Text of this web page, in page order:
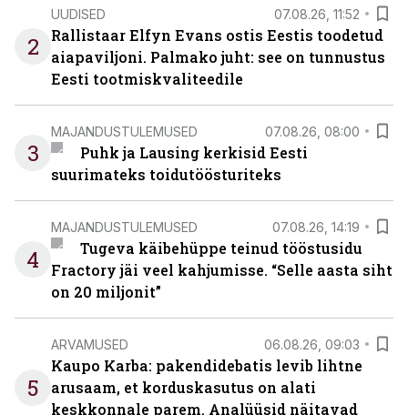
2
UUDISED 07.08.26, 11:52
Rallistaar Elfyn Evans ostis Eestis toodetud
aiapaviljoni. Palmako juht: see on tunnustus
Eesti tootmiskvaliteedile
3
MAJANDUSTULEMUSED 07.08.26, 08:00
Puhk ja Lausing kerkisid Eesti
suurimateks toidutöösturiteks
4
MAJANDUSTULEMUSED 07.08.26, 14:19
Tugeva käibehüppe teinud tööstusidu
Fractory jäi veel kahjumisse. “Selle aasta siht
on 20 miljonit”
5
ARVAMUSED 06.08.26, 09:03
Kaupo Karba: pakendidebatis levib lihtne
arusaam, et korduskasutus on alati
keskkonnale parem. Analüüsid näitavad